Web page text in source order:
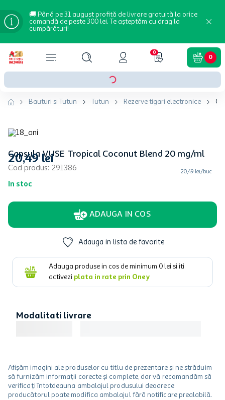
🚚 Până pe 31 august profită de livrare gratuită la orice
comandă de peste 300 lei. Te așteptăm cu drag la
cumpărături!
0
0
Bauturi si Tutun Tutun Rezerve tigari electronice
Capsula VUSE Tropical Coconut Blend 20 mg/ml
Cod produs: 291386
In stoc
20,49 lei
20,49 lei/buc
ADAUGA IN COS
Adauga in lista de favorite
Adauga produse in cos de minimum 0 lei si iti
activezi plata in rate prin Oney
Modalitati livrare
Afișăm imagini ale produselor cu titlu de prezentare și ne străduim
să furnizăm informații corecte și complete, dar vă recomandăm să
verificați întotdeauna ambalajul produsului deoarece
producătorul poate modifica ambalajul fără notificare prealabilă.